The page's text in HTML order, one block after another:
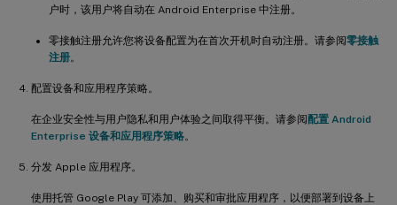
户时，该用户将自动在 Android Enterprise 中注册。
零接触注册允许您将设备配置为在首次开机时自动注册。请参阅零接触
注册。
配置设备和应用程序策略。
在企业安全性与用户隐私和用户体验之间取得平衡。请参阅配置 Android
Enterprise 设备和应用程序策略。
分发 Apple 应用程序。
使用托管 Google Play 可添加、购买和审批应用程序，以便部署到设备上